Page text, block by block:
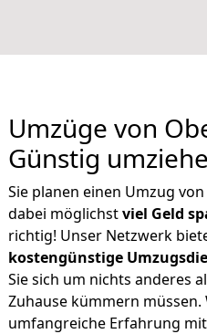
Umzüge von
Günstig
Sie planen einen Umzug
dabei möglichstviel Geld
richtig! Unser Netzwerk
kostengünstige
Sie sich um nichts anderes
Zuhause kümmern
umfangreiche Erfahrung